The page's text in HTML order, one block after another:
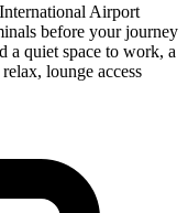
Airport
before your journey
a quiet space to work, a
lounge access